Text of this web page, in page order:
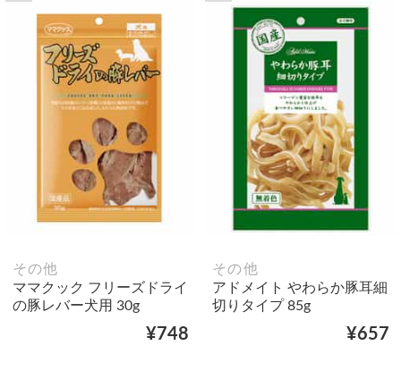
その他
ママクック フリーズドライ
の豚レバー犬用 30g
¥748
その他
アドメイト やわらか豚耳細
切りタイプ 85g
¥657